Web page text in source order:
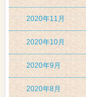
2020年11月
2020年10月
2020年9月
2020年8月